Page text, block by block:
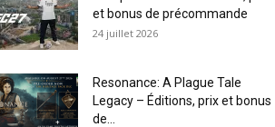
et bonus de précommande
24 juillet 2026
Resonance: A Plague Tale
Legacy – Éditions, prix et bonus
de...